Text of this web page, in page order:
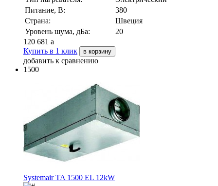
Питание, В:
380
Страна:
Швеция
Уровень шума, дБа:
20
120 681 a
Купить в 1 клик
в корзину
добавить к сравнению
1500
Systemair TA 1500 EL 12kW